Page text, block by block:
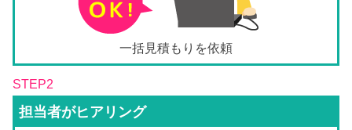
一括見積もりを依頼
STEP2
担当者がヒアリング